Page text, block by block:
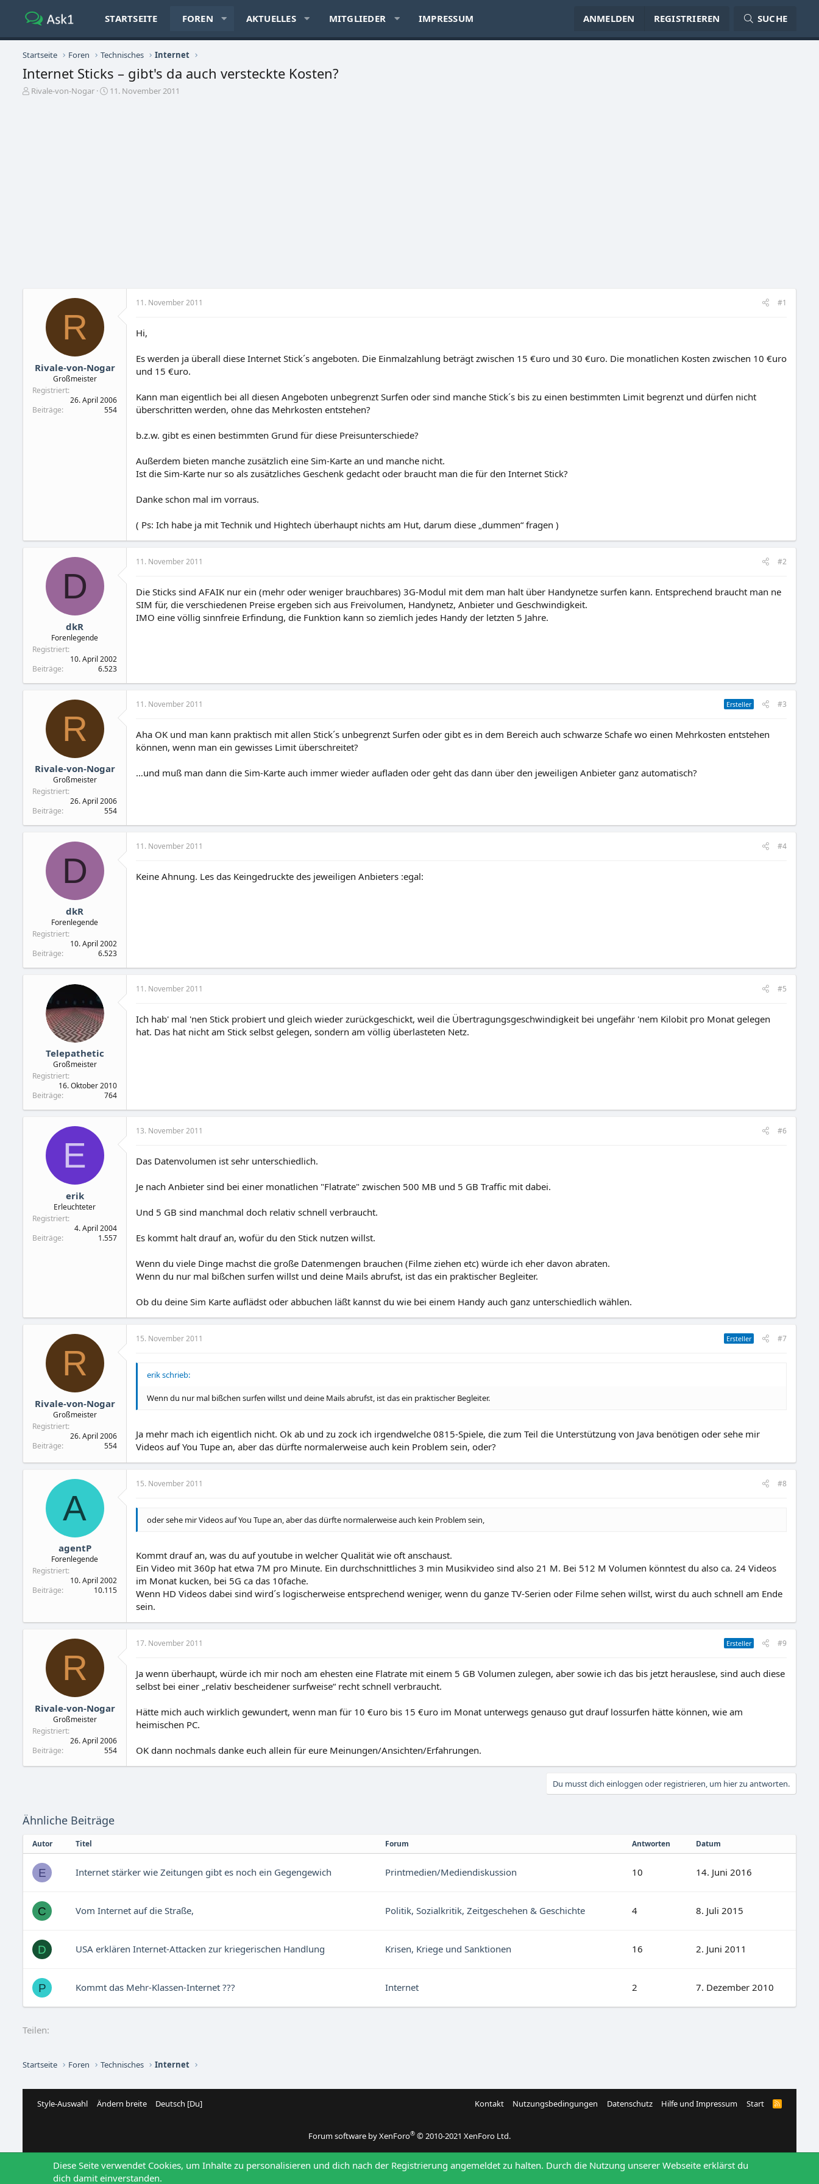
STARTSEITE FOREN AKTUELLES MITGLIEDER IMPRESSUM ANMELDEN REGISTRIEREN SUCHE
Startseite Foren Technisches Internet
Internet Sticks – gibt's da auch versteckte Kosten?
E
Rivale-von-Nogar
E11. November 2011
R
Rivale-von-Nogar
Großmeister
Registriert
26. April 2006
Beiträge
554
11. November 2011 #1
Hi,
Es werden ja überall diese Internet Stick´s angeboten. Die Einmalzahlung beträgt zwischen 15 €uro und 30 €uro. Die monatlichen Kosten zwischen 10 €uro
und 15 €uro.
Kann man eigentlich bei all diesen Angeboten unbegrenzt Surfen oder sind manche Stick´s bis zu einen bestimmten Limit begrenzt und dürfen nicht
überschritten werden, ohne das Mehrkosten entstehen?
b.z.w. gibt es einen bestimmten Grund für diese Preisunterschiede?
Außerdem bieten manche zusätzlich eine Sim-Karte an und manche nicht.
Ist die Sim-Karte nur so als zusätzliches Geschenk gedacht oder braucht man die für den Internet Stick?
Danke schon mal im vorraus.
( Ps: Ich habe ja mit Technik und Hightech überhaupt nichts am Hut, darum diese „dummen“ fragen )
D
dkR
Forenlegende
Registriert
10. April 2002
Beiträge
6.523
11. November 2011 #2
Die Sticks sind AFAIK nur ein (mehr oder weniger brauchbares) 3G-Modul mit dem man halt über Handynetze surfen kann. Entsprechend braucht man ne
SIM für, die verschiedenen Preise ergeben sich aus Freivolumen, Handynetz, Anbieter und Geschwindigkeit.
IMO eine völlig sinnfreie Erfindung, die Funktion kann so ziemlich jedes Handy der letzten 5 Jahre.
R
Rivale-von-Nogar
Großmeister
Registriert
26. April 2006
Beiträge
554
11. November 2011 Ersteller #3
Aha OK und man kann praktisch mit allen Stick´s unbegrenzt Surfen oder gibt es in dem Bereich auch schwarze Schafe wo einen Mehrkosten entstehen
können, wenn man ein gewisses Limit überschreitet?
…und muß man dann die Sim-Karte auch immer wieder aufladen oder geht das dann über den jeweiligen Anbieter ganz automatisch?
D
dkR
Forenlegende
Registriert
10. April 2002
Beiträge
6.523
11. November 2011 #4
Keine Ahnung. Les das Keingedruckte des jeweiligen Anbieters :egal:
Telepathetic
Großmeister
Registriert
16. Oktober 2010
Beiträge
764
11. November 2011 #5
Ich hab' mal 'nen Stick probiert und gleich wieder zurückgeschickt, weil die Übertragungsgeschwindigkeit bei ungefähr 'nem Kilobit pro Monat gelegen
hat. Das hat nicht am Stick selbst gelegen, sondern am völlig überlasteten Netz.
E
erik
Erleuchteter
Registriert
4. April 2004
Beiträge
1.557
13. November 2011 #6
Das Datenvolumen ist sehr unterschiedlich.
Je nach Anbieter sind bei einer monatlichen "Flatrate" zwischen 500 MB und 5 GB Traffic mit dabei.
Und 5 GB sind manchmal doch relativ schnell verbraucht.
Es kommt halt drauf an, wofür du den Stick nutzen willst.
Wenn du viele Dinge machst die große Datenmengen brauchen (Filme ziehen etc) würde ich eher davon abraten.
Wenn du nur mal bißchen surfen willst und deine Mails abrufst, ist das ein praktischer Begleiter.
Ob du deine Sim Karte auflädst oder abbuchen läßt kannst du wie bei einem Handy auch ganz unterschiedlich wählen.
R
Rivale-von-Nogar
Großmeister
Registriert
26. April 2006
Beiträge
554
15. November 2011 Ersteller #7
erik schrieb:
Wenn du nur mal bißchen surfen willst und deine Mails abrufst, ist das ein praktischer Begleiter.
Ja mehr mach ich eigentlich nicht. Ok ab und zu zock ich irgendwelche 0815-Spiele, die zum Teil die Unterstützung von Java benötigen oder sehe mir
Videos auf You Tupe an, aber das dürfte normalerweise auch kein Problem sein, oder?
A
agentP
Forenlegende
Registriert
10. April 2002
Beiträge
10.115
15. November 2011 #8
oder sehe mir Videos auf You Tupe an, aber das dürfte normalerweise auch kein Problem sein,
Kommt drauf an, was du auf youtube in welcher Qualität wie oft anschaust.
Ein Video mit 360p hat etwa 7M pro Minute. Ein durchschnittliches 3 min Musikvideo sind also 21 M. Bei 512 M Volumen könntest du also ca. 24 Videos
im Monat kucken, bei 5G ca das 10fache.
Wenn HD Videos dabei sind wird´s logischerweise entsprechend weniger, wenn du ganze TV-Serien oder Filme sehen willst, wirst du auch schnell am Ende
sein.
R
Rivale-von-Nogar
Großmeister
Registriert
26. April 2006
Beiträge
554
17. November 2011 Ersteller #9
Ja wenn überhaupt, würde ich mir noch am ehesten eine Flatrate mit einem 5 GB Volumen zulegen, aber sowie ich das bis jetzt herauslese, sind auch diese
selbst bei einer „relativ bescheidener surfweise“ recht schnell verbraucht.
Hätte mich auch wirklich gewundert, wenn man für 10 €uro bis 15 €uro im Monat unterwegs genauso gut drauf lossurfen hätte können, wie am
heimischen PC.
OK dann nochmals danke euch allein für eure Meinungen/Ansichten/Erfahrungen.
Du musst dich einloggen oder registrieren, um hier zu antworten.
Ähnliche Beiträge
Autor Titel Forum Antworten Datum
E Internet stärker wie Zeitungen gibt es noch ein Gegengewich Printmedien/Mediendiskussion 10 14. Juni 2016
C Vom Internet auf die Straße, Politik, Sozialkritik, Zeitgeschehen & Geschichte 4 8. Juli 2015
D USA erklären Internet-Attacken zur kriegerischen Handlung Krisen, Kriege und Sanktionen 16 2. Juni 2011
P Kommt das Mehr-Klassen-Internet ??? Internet 2 7. Dezember 2010
Teilen:
Startseite Foren Technisches Internet
Style-Auswahl Ändern breite Deutsch [Du] Kontakt Nutzungsbedingungen Datenschutz Hilfe und Impressum Start
R
Forum software by XenForo® © 2010-2021 XenForo Ltd.
Diese Seite verwendet Cookies, um Inhalte zu personalisieren und dich nach der Registrierung angemeldet zu halten. Durch die Nutzung unserer Webseite erklärst du
dich damit einverstanden.